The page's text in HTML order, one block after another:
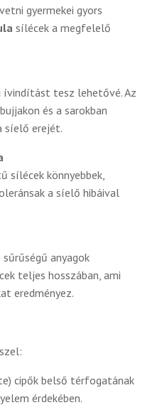
gyermekei gyors
sílécek a megfelelő
tesz lehetővé. Az
és a sarokban
síelő erejét.
sílécek könnyebbek,
a síelő hibáival
anyagok
teljes hosszában, ami
eredményez.
cipők belső térfogatának
érdekében.